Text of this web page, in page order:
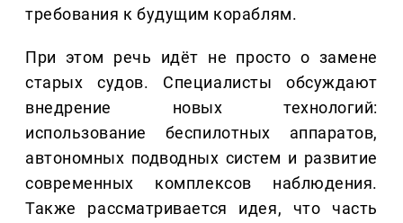
требования к будущим кораблям.
При этом речь идёт не просто о замене
старых судов. Специалисты обсуждают
внедрение новых технологий:
использование беспилотных аппаратов,
автономных подводных систем и развитие
современных комплексов наблюдения.
Также рассматривается идея, что часть